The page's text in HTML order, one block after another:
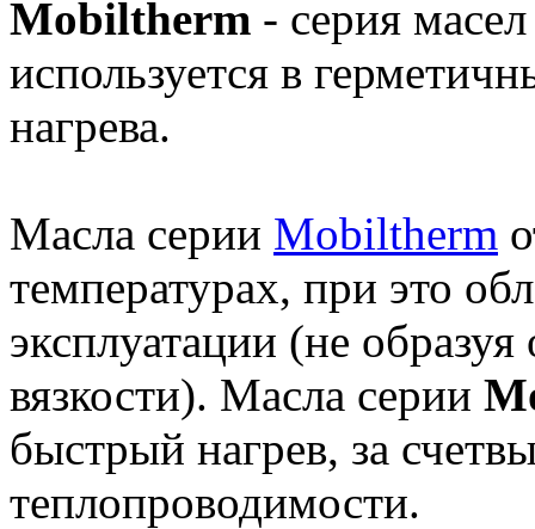
Mobiltherm - серия
используется в
нагрева.
Масла серии Mobiltherm
температурах, при это
эксплуатации (не
вязкости). Масла серии
быстрый нагрев, за
теплопроводимости.